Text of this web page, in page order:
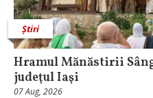
Știri
Hramul Mănăstirii
judeţul Iaşi
07 Aug, 2026